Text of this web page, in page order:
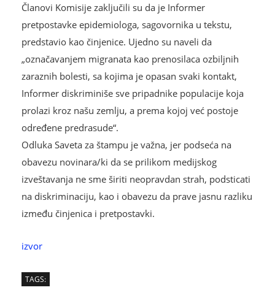
Članovi Komisije zaključili su da je Informer
pretpostavke epidemiologa, sagovornika u tekstu,
predstavio kao činjenice. Ujedno su naveli da
„označavanjem migranata kao prenosilaca ozbiljnih
zaraznih bolesti, sa kojima je opasan svaki kontakt,
Informer diskriminiše sve pripadnike populacije koja
prolazi kroz našu zemlju, a prema kojoj već postoje
određene predrasude“.
Odluka Saveta za štampu je važna, jer podseća na
obavezu novinara/ki da se prilikom medijskog
izveštavanja ne sme širiti neopravdan strah, podsticati
na diskriminaciju, kao i obavezu da prave jasnu razliku
između činjenica i pretpostavki.
izvor
TAGS: